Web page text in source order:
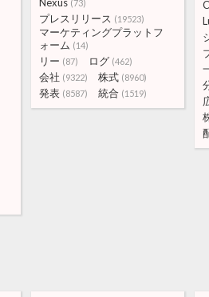
(73)
プレスリリース (19523)
マーケティングプラットフ
ォーム (14)
リー (87) ログ (462)
会社 (9322) 株式 (8960)
発表 (8587) 統合 (1519)